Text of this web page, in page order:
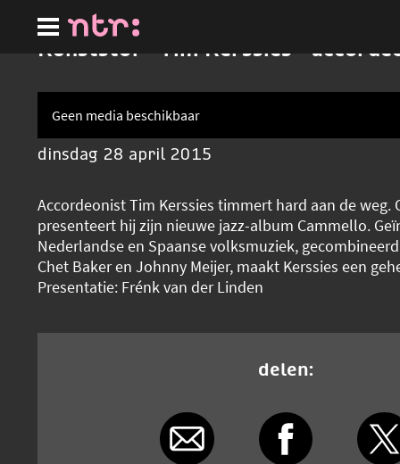
hoofdinhoud
Kunststof - Tim Kerssies -
Geen media beschikbaar
dinsdag 28 april 2015
Accordeonist Tim Kerssies timmert hard aan de weg.
presenteert hij zijn nieuwe jazz-album Cammello.
Nederlandse en Spaanse volksmuziek,
Chet Baker en Johnny Meijer, maakt Kerssies een
Presentatie: Frénk van der Linden
delen: